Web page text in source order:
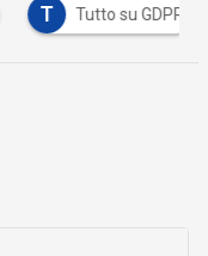
T Tutto su GDPR